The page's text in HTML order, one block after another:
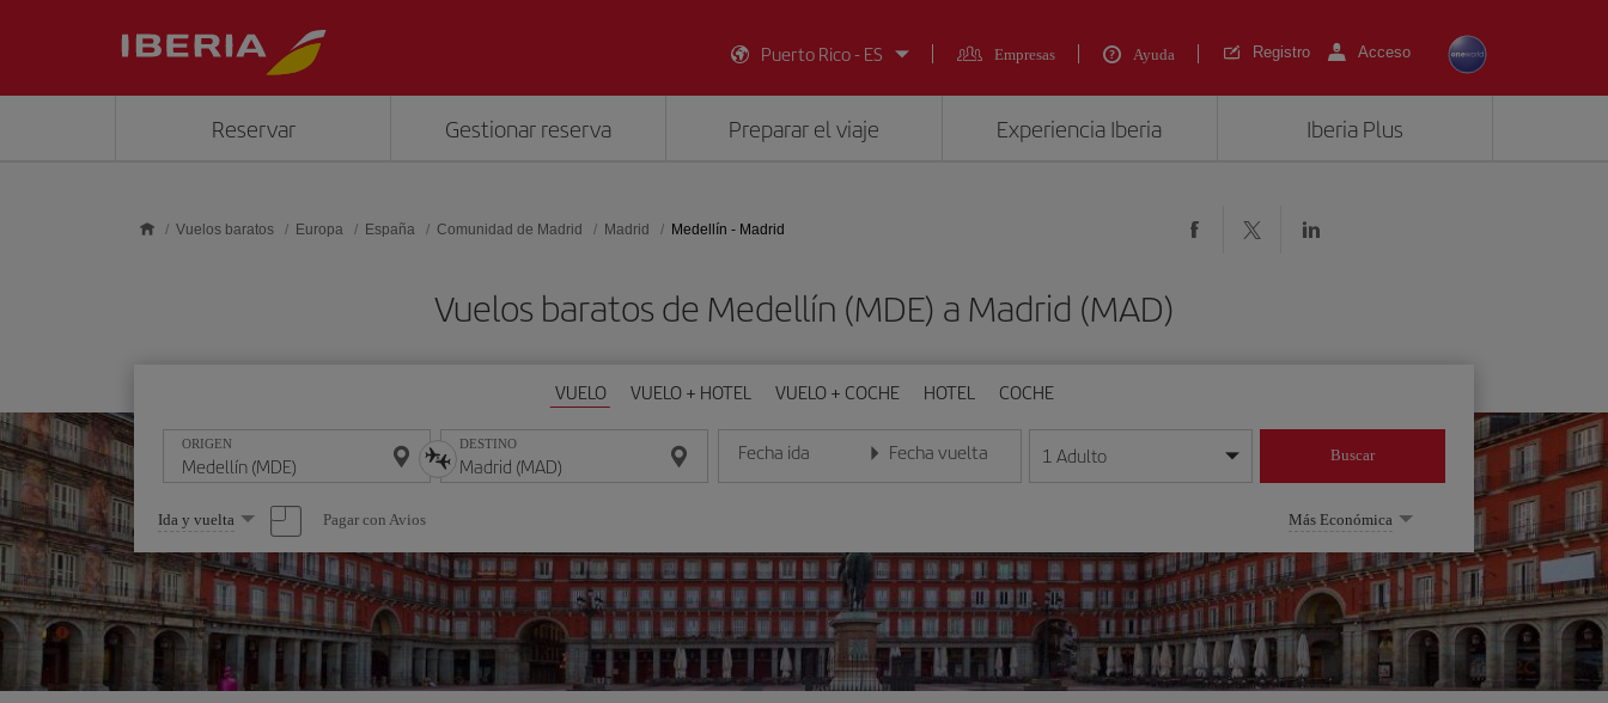
Puerto Rico - ES
Empresas Ayuda Registro Acceso
Reservar Gestionar reserva Preparar el viaje Experiencia Iberia Iberia Plus
Vuelos baratos Europa España Comunidad de Madrid Madrid Medellín - Madrid
Vuelos baratos de Medellín (MDE) a Madrid (MAD)
VUELO VUELO + HOTEL VUELO + COCHE HOTEL COCHE
ORIGEN DESTINO Fecha ida
Introduce la fecha en formato día/mes/año
Fecha vuelta
Introduce la fecha en formato día/mes/año
1 Adulto Buscar
Seleccione
una
opción
Ida y vuelta Pagar con Avios Más Económica